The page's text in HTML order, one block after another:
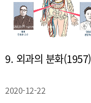
9. 외과의 분화(1957)
2020-12-22